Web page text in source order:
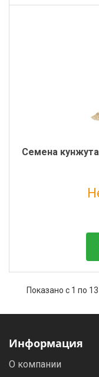
Семена кунжута
Показано с 1 по
Информация
О компании